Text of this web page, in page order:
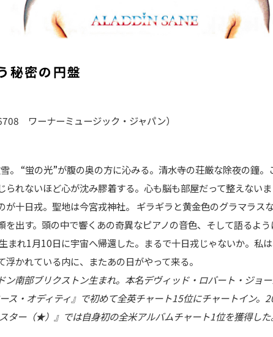
秘密の円盤
ワーナーミュージック・ジャパン）
。 “蛍の光”が腹の奥の方に沁みる。清水寺の荘厳な除夜の鐘
られないほど心が沈み膠着する。心も脳も部屋だって整えない
が十日戎。聖地は今宮戎神社。 ギラギラと黄金色のグラマラス
を出す。頭の中で響くあの奇異なピアノの音色、そして語るよ
れ1月10日に宇宙へ帰還した。まるで十日戎じゃないか。私
かれている内に、またあの日がやって来る。
南部ブリクストン生まれ。本名デヴィッド・ロバート・ジョ
ス・オディティ』で初めて全英チャート15位にチャートイン
ター（★）』では自身初の全米アルバムチャート1位を獲得した